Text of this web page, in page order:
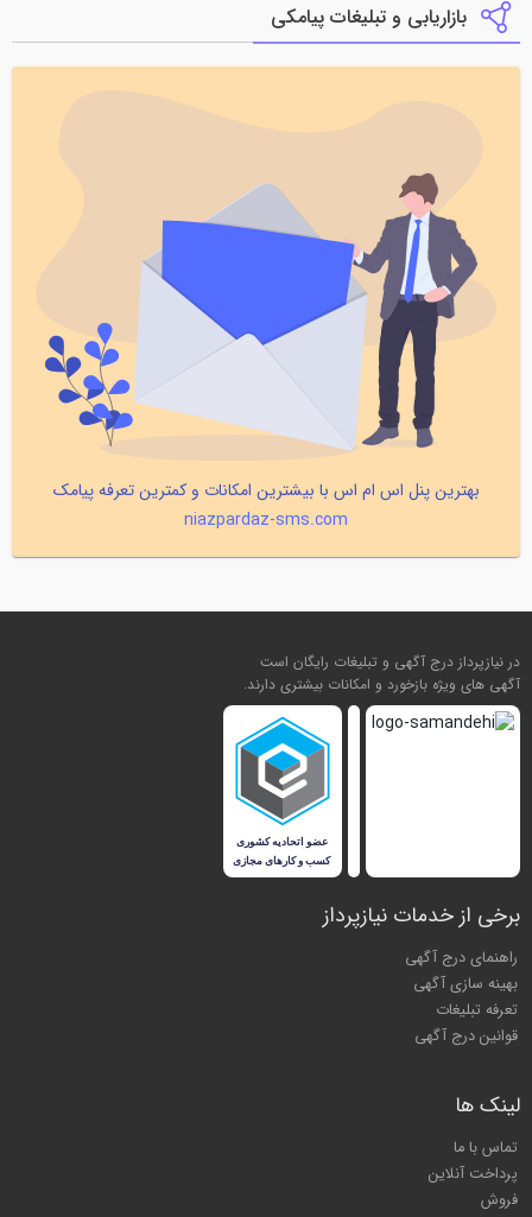
بازاریابی و تبلیغات پیامکی
بهترین پنل اس ام اس با بیشترین امکانات و کمترین تعرفه پیامک
niazpardaz-sms.com
در نیازپرداز درج آگهی و تبلیغات رایگان است
آگهی های ویژه بازخورد و امکانات بیشتری دارند.
برخی از خدمات نیازپرداز
راهنمای درج آگهی
بهینه سازی آگهی
تعرفه تبلیغات
قوانین درج آگهی
لینک ها
تماس با ما
پرداخت آنلاین
فروش